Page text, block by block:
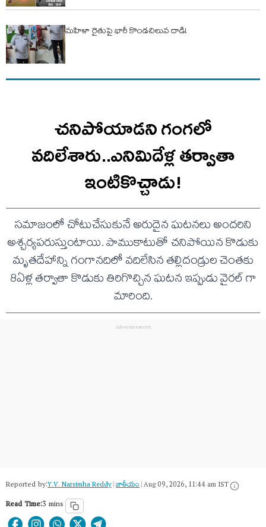
మహిళా రైతుపై భారీ కొండచిలువ దాడి!
చనిపోయాడని గంగలో
వదిలేశారు..ఎనిమిదేళ్ల తర్వాతా
ఇంటికొచ్చాడు!
సమాజంలో చోటుచేసుకునే అరుదైన ఘటనలు అందరిని
అశ్చర్యపరుస్తుంటాయి. పాముకాటుతో చనిపోయిన కొడుకు
మృతదేహాన్ని గంగానదిలో వదిలేసిన తల్లిదండ్రుల చెంతకు
8ఏళ్ల తర్వాతా కొడుకు తిరిగొచ్చిన ఘటన ఇప్పుడు వైరల్ గా
మారింది.
Reported by:Y.V. Narsimha Reddy|జాతీయం|Aug 09, 2026, 11:44 am IST
Read Time:3 mins